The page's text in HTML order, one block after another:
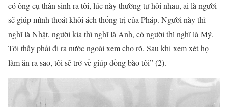
có ông cụ thân sinh ra tôi, lúc này thường tự hỏi nhau, ai là người
sẽ giúp mình thoát khỏi ách thống trị của Pháp. Người này thì
nghĩ là Nhật, người kia thì nghĩ là Anh, có người thì nghĩ là Mỹ.
Tôi thấy phải đi ra nước ngoài xem cho rõ. Sau khi xem xét họ
làm ăn ra sao, tôi sẽ trở về giúp đồng bào tôi” (2).